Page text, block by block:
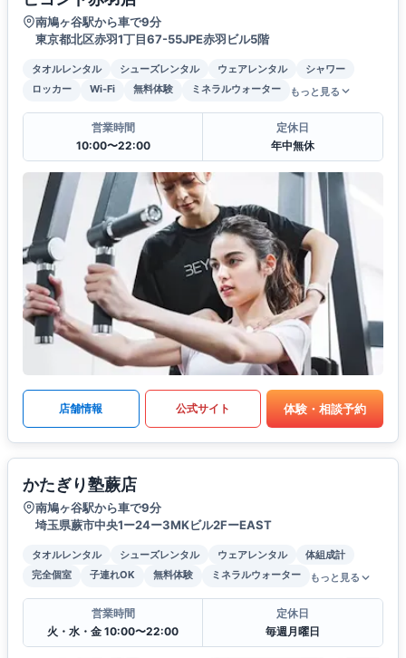
南鳩ヶ谷駅から車で9分
東京都北区赤羽1丁目67-55JPE赤羽ビル5階
タオルレンタル シューズレンタル ウェアレンタル
シャワー
ロッカー
Wi-Fi 無料体験 ミネラルウォーター もっと見る
営業時間
10:00〜22:00
定休日
年中無休
店舗情報 公式サイト 体験・相談予約
かたぎり塾蕨店
南鳩ヶ谷駅から車で9分
埼玉県蕨市中央1ー24ー3MKビル2FーEAST
タオルレンタル シューズレンタル ウェアレンタル
体組成計
完全個室
子連れOK 無料体験 ミネラルウォーター もっと見る
営業時間
火・水・金 10:00〜22:00
定休日
毎週月曜日